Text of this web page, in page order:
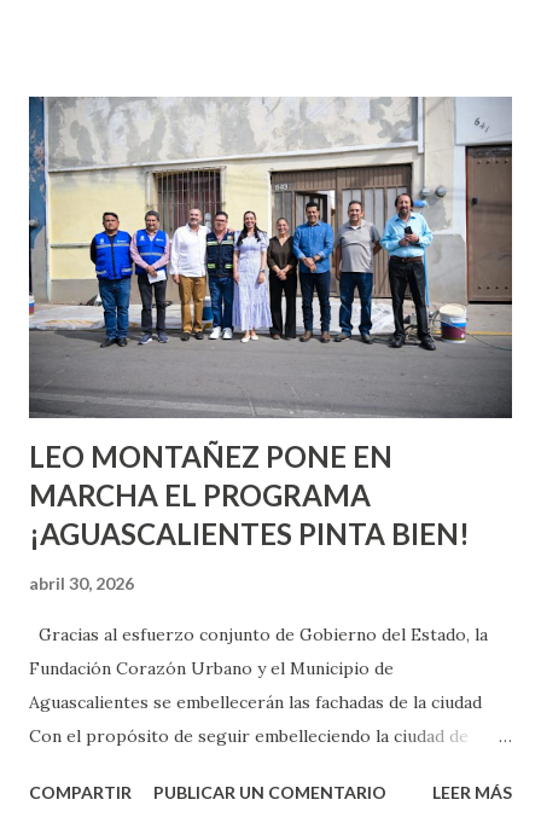
conoces ni la mitad de lo que deberías saber. Pero incluso
quienes ya han tenido relaciones sexuales no son expertos
o expertas en el tema. Siempre hay algo nuevo que
aprender y nuevas experiencias que conocer. Si eres una
chica y aún no has tenido relaciones sexuales, tal vez
pienses que el sexo será increíble y no puedas esperar para
experimentarlo, pero como cualquier persona con
experiencia te dirá, siempre es mejor cuando ambas partes
son suficientemen...
LEO MONTAÑEZ PONE EN
MARCHA EL PROGRAMA
¡AGUASCALIENTES PINTA BIEN!
abril 30, 2026
Gracias al esfuerzo conjunto de Gobierno del Estado, la
Fundación Corazón Urbano y el Municipio de
Aguascalientes se embellecerán las fachadas de la ciudad
Con el propósito de seguir embelleciendo la ciudad de
municipal, Leo Montañez dio inicio al programa
COMPARTIR PUBLICAR UN COMENTARIO LEER MÁS